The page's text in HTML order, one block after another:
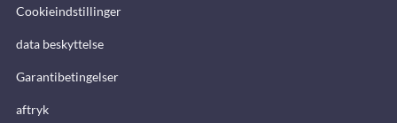
Cookieindstillinger
data beskyttelse
Garantibetingelser
aftryk